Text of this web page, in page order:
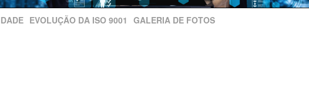
EVOLUÇÃO DA ISO 9001 GALERIA DE FOTOS